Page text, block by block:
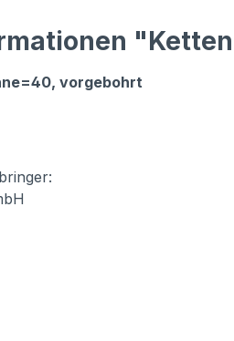
vorgebohrt